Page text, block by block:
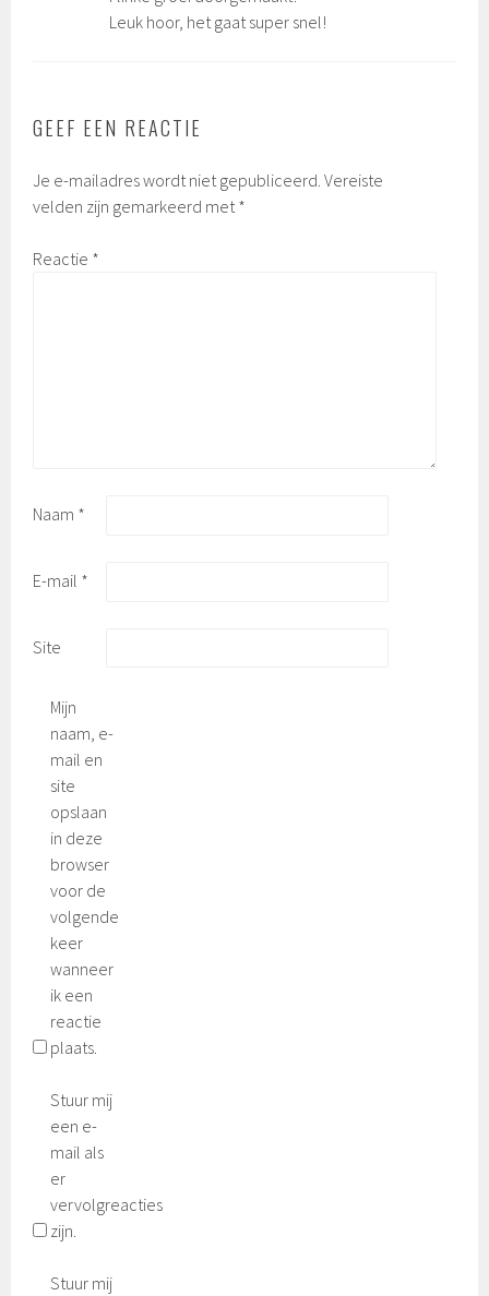
Leuk hoor, het gaat super snel!
GEEF EEN REACTIE
Je e-mailadres wordt niet gepubliceerd. Vereiste
velden zijn gemarkeerd met *
Reactie *
Naam *
E-mail *
Site
Mijn
naam, e-
mail en
site
opslaan
in deze
browser
voor de
volgende
keer
wanneer
ik een
reactie
plaats.
Stuur mij
een e-
mail als
er
vervolgreacties
zijn.
Stuur mij